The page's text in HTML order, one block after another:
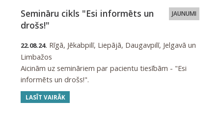
JAUNUMI
Semināru cikls "Esi informēts un
drošs!"
22.08.24. Rīgā, Jēkabpilī, Liepājā, Daugavpilī, Jelgavā un
Limbažos
Aicinām uz semināriem par pacientu tiesībām - "Esi
informēts un drošs!".
LASĪT VAIRĀK